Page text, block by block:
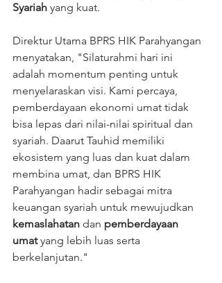
Syariah yang kuat.
Direktur Utama BPRS HIK Parahyangan
menyatakan, "Silaturahmi hari ini
adalah momentum penting untuk
menyelaraskan visi. Kami percaya,
pemberdayaan ekonomi umat tidak
bisa lepas dari nilai-nilai spiritual dan
syariah. Daarut Tauhid memiliki
ekosistem yang luas dan kuat dalam
membina umat, dan BPRS HIK
Parahyangan hadir sebagai mitra
keuangan syariah untuk mewujudkan
kemaslahatan dan pemberdayaan
umat yang lebih luas serta
berkelanjutan."